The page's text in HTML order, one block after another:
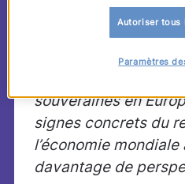
partout dans le
employeurs ont été
des entreprises
souveraines en
signes concrets du
l’économie mondiale
davantage de
Autoriser tous
Paramètres